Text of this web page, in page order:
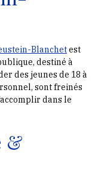
Blanchetest
destiné à
des jeunes de 18 à
sont freinés
dans le
&